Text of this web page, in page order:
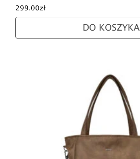
299.00zł
DO KOSZYKA